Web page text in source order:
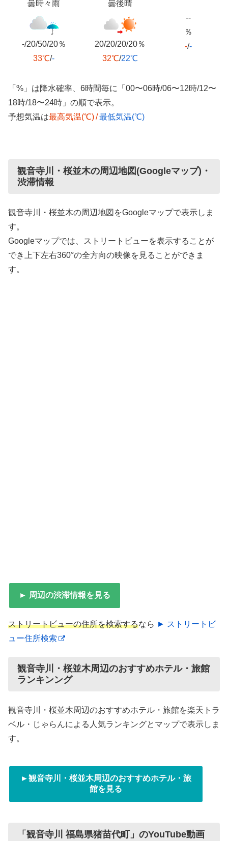
曇時々雨
-/20/50/20％
33℃/-
曇後晴
20/20/20/20％
32℃/22℃
--
％
-/-
「%」は降水確率、6時間毎に「00〜06時/06〜12時/12〜
18時/18〜24時」の順で表示。
予想気温は最高気温(℃)/最低気温(℃)
観音寺川・桜並木の周辺地図(Googleマップ)・
渋滞情報
観音寺川・桜並木の周辺地図をGoogleマップで表示しま
す。
Googleマップでは、ストリートビューを表示することが
でき上下左右360°の全方向の映像を見ることができま
す。
► 周辺の渋滞情報を見る
ストリートビューの住所を検索するなら ► ストリートビ
ュー住所検索
観音寺川・桜並木周辺のおすすめホテル・旅館
ランキンング
観音寺川・桜並木周辺のおすすめホテル・旅館を楽天トラ
ベル・じゃらんによる人気ランキングとマップで表示しま
す。
►観音寺川・桜並木周辺のおすすめホテル・旅
館を見る
「観音寺川 福島県猪苗代町」のYouTube動画